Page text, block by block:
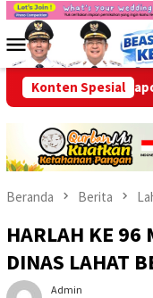
Loncat
kontenMenu
Mobile
Konten Spesial
Kapolsek Kota
Beranda Berita
HARLAH KE 96
DINAS LAHAT
Admin